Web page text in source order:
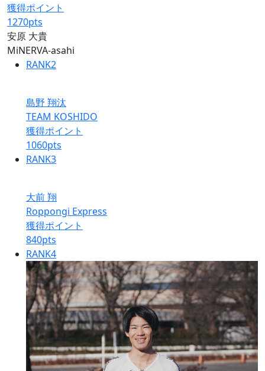
獲得ポイント
1270pts
安原 大貴
MiNERVA-asahi
RANK2
島野 翔汰
TEAM KOSHIDO
獲得ポイント
1060pts
RANK3
大前 翔
Roppongi Express
獲得ポイント
840pts
RANK4